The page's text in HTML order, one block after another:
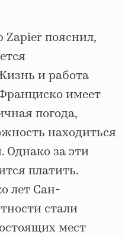
Zapier пояснил,
и работа
имеет
погода,
находиться
Однако за эти
платить.
лет Сан-
стали
мест